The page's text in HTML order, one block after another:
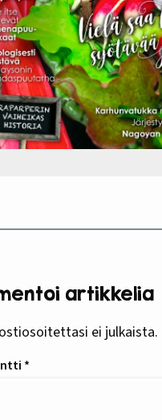
artikkelia
ei julkaista.
*